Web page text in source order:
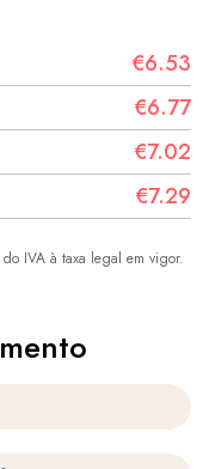
€6.53
€6.77
€7.02
€7.29
IVA à taxa legal em vigor.